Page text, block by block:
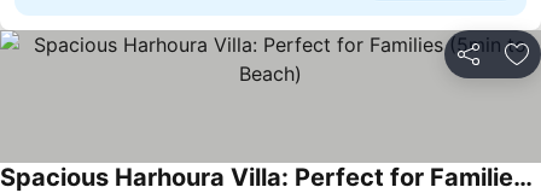
Partilhar
Spacious Harhoura Villa: Perfect for Families (5min to Beach)